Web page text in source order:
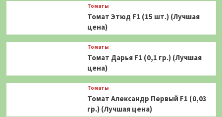
Томаты
Томат Этюд F1 (15 шт.) (Лучшая
цена)
Томаты
Томат Дарья F1 (0,1 гр.) (Лучшая
цена)
Томаты
Томат Александр Первый F1 (0,03
гр.) (Лучшая цена)